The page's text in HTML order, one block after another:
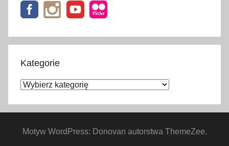
Kategorie
Kategorie
Motyw WordPress: Donovan autorstwa ThemeZee.